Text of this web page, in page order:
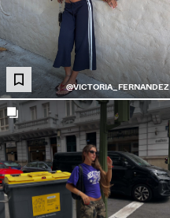
@VICTORIA_FERNANDEZ